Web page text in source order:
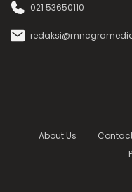
021 53650110
About Us